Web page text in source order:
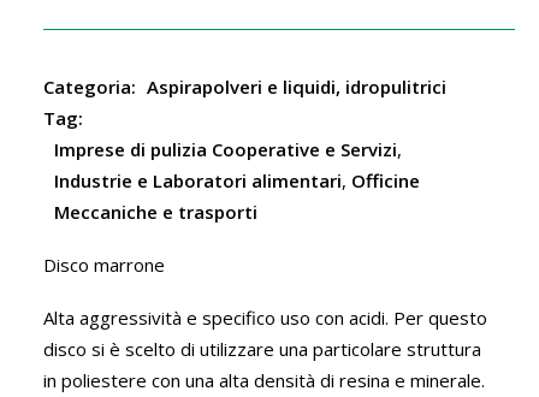
Categoria: Aspirapolveri e liquidi, idropulitrici
Tag:
Imprese di pulizia Cooperative e Servizi,
Industrie e Laboratori alimentari, Officine
Meccaniche e trasporti
Disco marrone
Alta aggressività e specifico uso con acidi. Per questo
disco si è scelto di utilizzare una particolare struttura
in poliestere con una alta densità di resina e minerale.